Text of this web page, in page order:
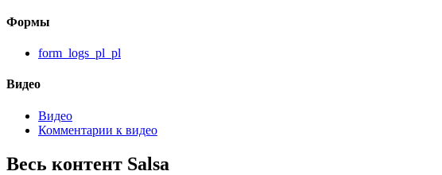
Формы
form_logs_pl_pl
Видео
Видео
Комментарии к видео
Весь контент Salsa